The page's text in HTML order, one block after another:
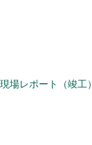
現場レポート（竣工）